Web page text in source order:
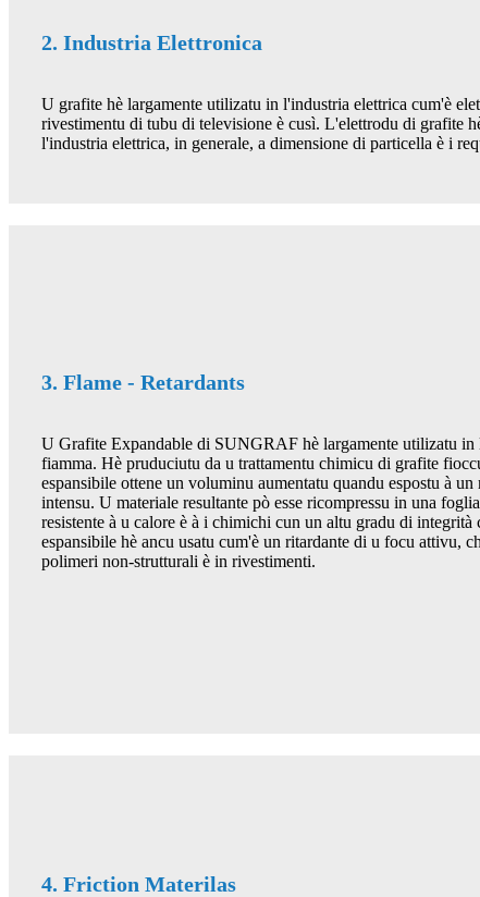
2. Industria Elettronica
U grafite hè largamente utilizatu in l'industria elettrica cum'è
rivestimentu di tubu di televisione è cusì. L'elettrodu di grafite
l'industria elettrica, in generale, a dimensione di particella è i
3. Flame - Retardants
U Grafite Expandable di SUNGRAF hè largamente utilizatu in
fiamma. Hè pruduciutu da u trattamentu chimicu di grafite
espansibile ottene un voluminu aumentatu quandu espostu à
intensu. U materiale resultante pò esse ricompressu in una
resistente à u calore è à i chimichi cun un altu gradu di integrità
espansibile hè ancu usatu cum'è un ritardante di u focu attivu,
polimeri non-strutturali è in rivestimenti.
4. Friction Materilas